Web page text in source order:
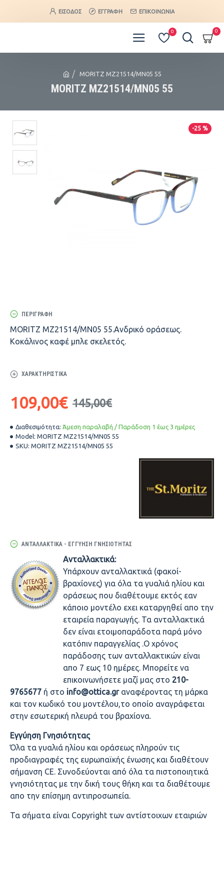
ΕΊΣΟΔΟΣ ΕΓΓΡΑΦΉ ΕΠΙΚΟΙΝΩΝΊΑ
0 0
MORITZ MZ21514/MN05 55
MORITZ MZ21514/MN05 55
-25 %
ΠΕΡΙΓΡΑΦΉ
MORITZ MZ21514/MN05 55.Ανδρικό οράσεως.
Κοκάλινος καφέ μπλε σκελετός.
ΧΑΡΑΚΤΗΡΙΣΤΙΚΆ
Διαθεσιμότητα: Άμεση παραλαβή / Παράδοση 1 έως 3 ημέρες
Model: MORITZ MZ21514/MN05 55
SKU: MORITZ MZ21514/MN05 55
109,00€ 145,00€
ΑΝΤΑΛΛΑΚΤΙΚΆ - ΕΓΓΎΗΣΗ ΓΝΗΣΙΌΤΗΤΑΣ
Ανταλλακτικά:
Υπάρχουν ανταλλακτικά (φακοί-
βραχίονες) για όλα τα γυαλιά ηλίου και
οράσεως που διαθέτουμε εκτός εαν
κάποιο μοντέλο εχει καταργηθεί απο την
εταιρεία παραγωγής. Τα ανταλλακτικά
δεν είναι ετοιμοπαράδοτα παρά μόνο
κατόπιν παραγγελίας .Ο χρόνος
παράδοσης των ανταλλακτικών είναι
απο 7 εως 10 ημέρες. Μπορείτε να
επικοινωνήσετε μαζί μας στο 210-
9765677 ή στο info@ottica.gr αναφέροντας τη μάρκα
και τον κωδικό του μοντέλου,το οποίο αναγράφεται
στην εσωτερική πλευρά του βραχίονα.
Εγγύηση Γνησιότητας
Όλα τα γυαλιά ηλίου και οράσεως πληρούν τις
προδιαγραφές της ευρωπαϊκής ένωσης και διαθέτουν
σήμανση CE. Συνοδεύονται από όλα τα πιστοποιητικά
γνησιότητας με την δική τους θήκη και τα διαθέτουμε
απο την επίσημη αντιπροσωπεία.
Τα σήματα είναι Copyright των αντίστοιχων εταιριών